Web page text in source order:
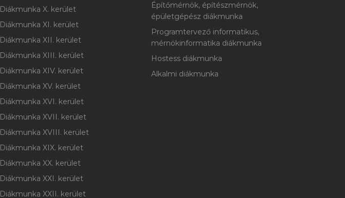
Diákmunka X. kerület
Diákmunka XI. kerület
Diákmunka XII. kerület
Diákmunka XIII. kerület
Diákmunka XIV. kerület
Diákmunka XV. kerület
Diákmunka XVI. kerület
Diákmunka XVII. kerület
Diákmunka XVIII. kerület
Diákmunka XIX. kerület
Diákmunka XX. kerület
Diákmunka XXI. kerület
Diákmunka XXII. kerület
Építőmérnök, építészmérnök,
épületgépész diákmunka
Programtervező informatikus,
mérnökinformatika diákmunka
Hostess diákmunka
Alkalmi diákmunka